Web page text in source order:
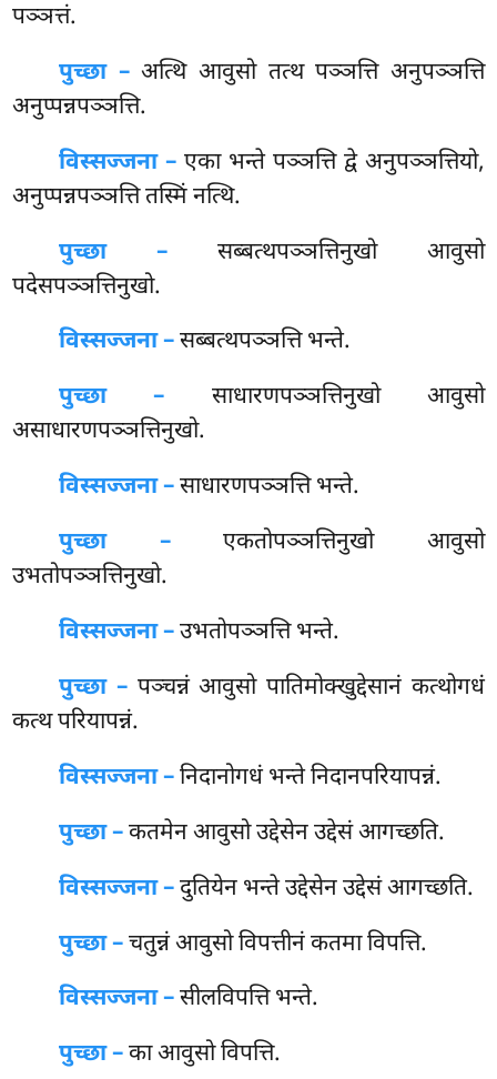
पञ्ञत्तं.
पुच्छा –अत्थि आवुसो तत्थ पञ्ञत्ति अनुपञ्ञत्ति
अनुप्पन्नपञ्ञत्ति.
विस्सज्जना – एका भन्ते पञ्ञत्ति द्वे अनुपञ्ञत्तियो,
अनुप्पन्नपञ्ञत्ति तस्मिं नत्थि.
पुच्छा –सब्बत्थपञ्ञत्तिनुखो आवुसो
पदेसपञ्ञत्तिनुखो.
विस्सज्जना –सब्बत्थपञ्ञत्ति भन्ते.
पुच्छा – साधारणपञ्ञत्तिनुखो आवुसो
असाधारणपञ्ञत्तिनुखो.
विस्सज्जना –साधारणपञ्ञत्ति भन्ते.
पुच्छा –एकतोपञ्ञत्तिनुखो आवुसो
उभतोपञ्ञत्तिनुखो.
विस्सज्जना –उभतोपञ्ञत्ति भन्ते.
पुच्छा –पञ्चन्नं आवुसो पातिमोक्खुद्देसानं कत्थोगधं
कत्थ परियापन्नं.
विस्सज्जना –निदानोगधंभन्ते निदानपरियापन्नं.
पुच्छा –कतमेन आवुसो उद्देसेन उद्देसं आगच्छति.
विस्सज्जना –दुतियेन भन्ते उद्देसेन उद्देसं आगच्छति.
पुच्छा –चतुन्नं आवुसो विपत्तीनं कतमा विपत्ति.
विस्सज्जना –सीलविपत्ति भन्ते.
पुच्छा –का आवुसो विपत्ति.